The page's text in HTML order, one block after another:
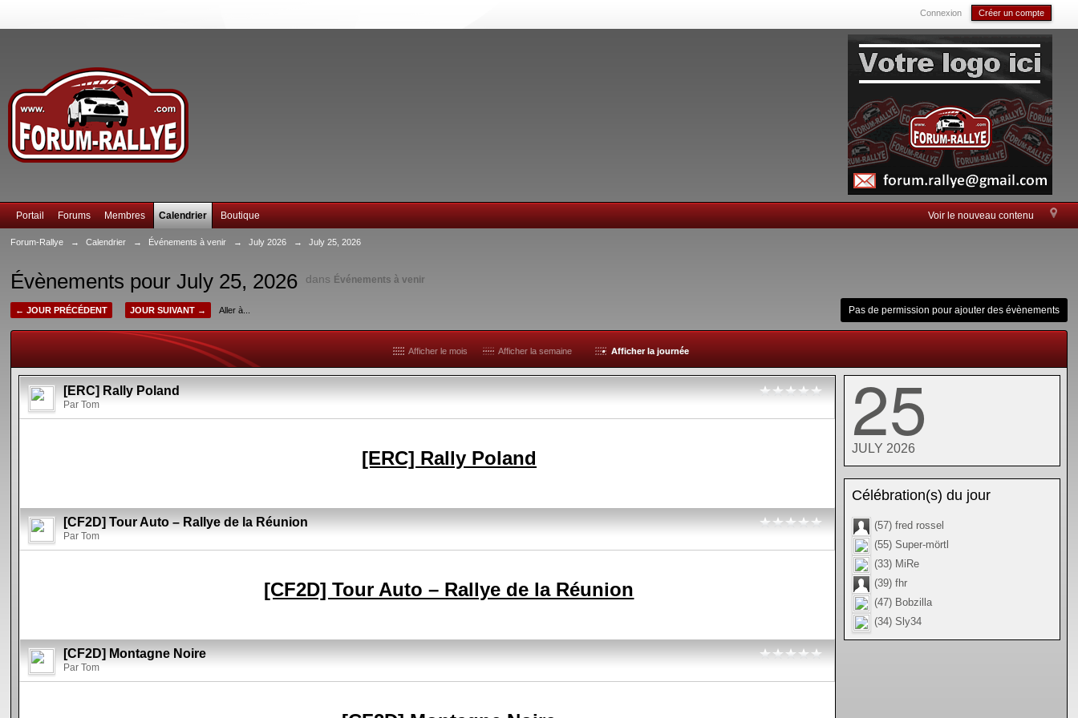
Connexion Créer un compte
Voir le nouveau contenu
Portail Forums Membres Calendrier Boutique
Forum-Rallye → Calendrier → Événements à venir → July 2026 → July 25, 2026
Évènements pour July 25, 2026 dans Événements à venir
← JOUR PRÉCÉDENT JOUR SUIVANT → Aller à... Pas de permission pour ajouter des évènements
Afficher le mois Afficher la semaine Afficher la journée
[ERC] Rally Poland
Par Tom
[ERC] Rally Poland
[CF2D] Tour Auto – Rallye de la Réunion
Par Tom
[CF2D] Tour Auto – Rallye de la Réunion
[CF2D] Montagne Noire
Par Tom
25
JULY 2026
Célébration(s) du jour
(57) fred rossel
(55) Super-mörtl
(33) MiRe
(39) fhr
(47) Bobzilla
(34) Sly34